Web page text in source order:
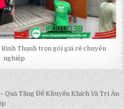
Bình Thạnh trọn gói giá rẻ chuyên
nghiệp
Tặng Để Khuyến Khích Và Tri Ân